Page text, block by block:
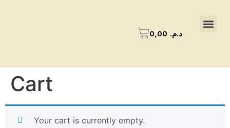
د.م.
Cart
Your cart is currently empty.